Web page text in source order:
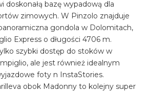
doskonałą bazę wypadową dla
zimowych. W Pinzolo znajduje
gondola w Dolomitach,
Express o długości 4706 m.
szybki dostęp do stoków w
ale jest również idealnym
foty n InstaStories.
obok Madonny to kolejny super